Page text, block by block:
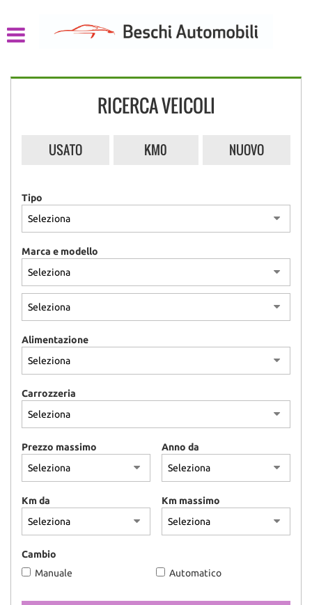
ACQUISTIAMO USATO
CONTATTI
RICERCA VEICOLI
USATO KM0 NUOVO
Tipo
Marca e modello
Alimentazione
Carrozzeria
Prezzo massimo Anno da
Km da Km massimo
Cambio
Manuale
Automatico